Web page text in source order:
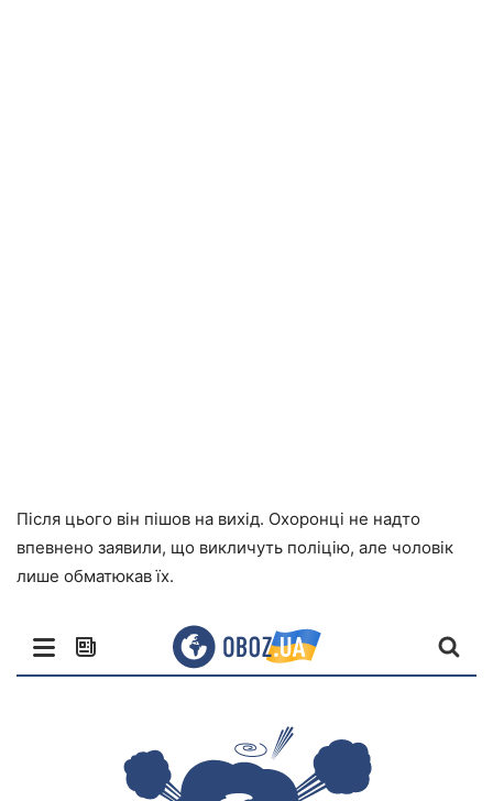
Після цього він пішов на вихід. Охоронці не надто
впевнено заявили, що викличуть поліцію, але чоловік
лише обматюкав їх.